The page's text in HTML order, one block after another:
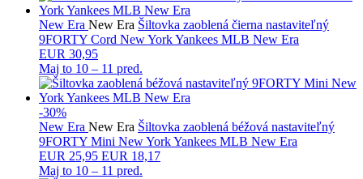
New Era New Era Šiltovka zaoblená čierna nastaviteľný
9FORTY Cord New York Yankees MLB New Era
EUR 30,95
Maj to 10 – 11 pred.
-30%
New Era New Era Šiltovka zaoblená béžová nastaviteľný
9FORTY Mini New York Yankees MLB New Era
EUR 25,95 EUR 18,17
Maj to 10 – 11 pred.